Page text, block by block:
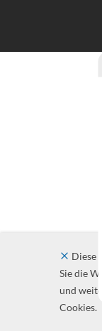
Diese
Sie die
und
Cookies.